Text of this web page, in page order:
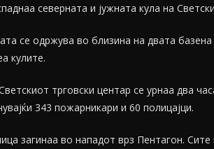
северната и јужната кула на
се одржува во близина на двата
кулите.
трговски центар се урнаа два
343 пожарникари и 60 полицајци.
загинаа во нападот врз Пентагон.